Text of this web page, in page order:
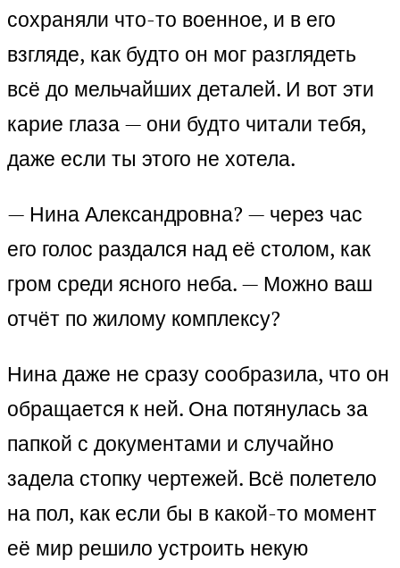
сохраняли что-то военное, и в его
взгляде, как будто он мог разглядеть
всё до мельчайших деталей. И вот эти
карие глаза — они будто читали тебя,
даже если ты этого не хотела.
— Нина Александровна? — через час
его голос раздался над её столом, как
гром среди ясного неба. — Можно ваш
отчёт по жилому комплексу?
Нина даже не сразу сообразила, что он
обращается к ней. Она потянулась за
папкой с документами и случайно
задела стопку чертежей. Всё полетело
на пол, как если бы в какой-то момент
её мир решило устроить некую